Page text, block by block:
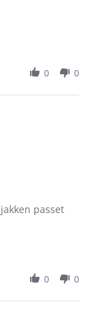
0 0
passet
0 0